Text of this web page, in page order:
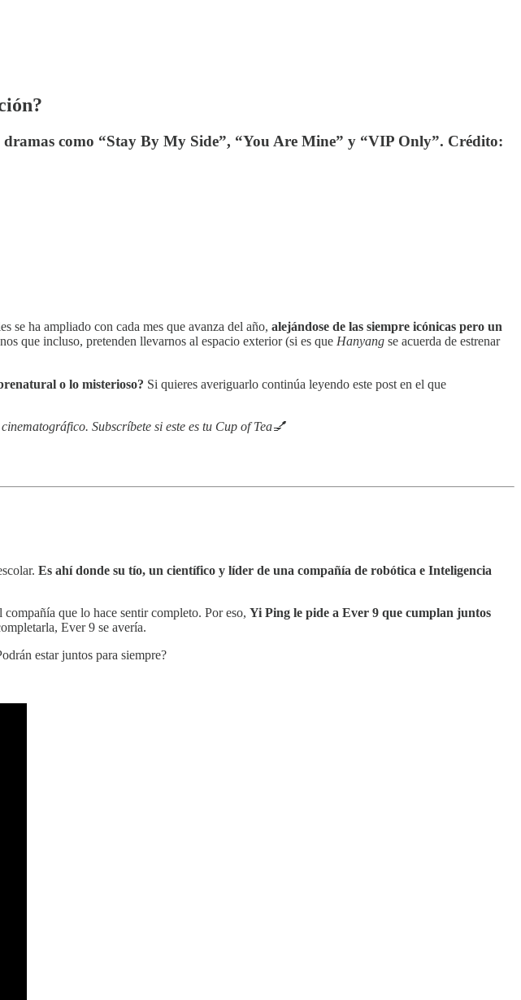
como “Stay By My Side”, “You Are Mine” y “VIP Only”. Crédito:
se ha ampliado con cada mes que avanza del año, alejándose de las siempre icónicas pero un
que incluso, pretenden llevarnos al espacio exterior (si es que Hanyang se acuerda de estrenar
o lo misterioso? Si quieres averiguarlo continúa leyendo este post en el que
Subscríbete si este es tu Cup of Tea💅
Es ahí donde su tío, un científico y líder de una compañía de robótica e Inteligencia
que lo hace sentir completo. Por eso, Yi Ping le pide a Ever 9 que cumplan juntos
Ever 9 se avería.
estar juntos para siempre?